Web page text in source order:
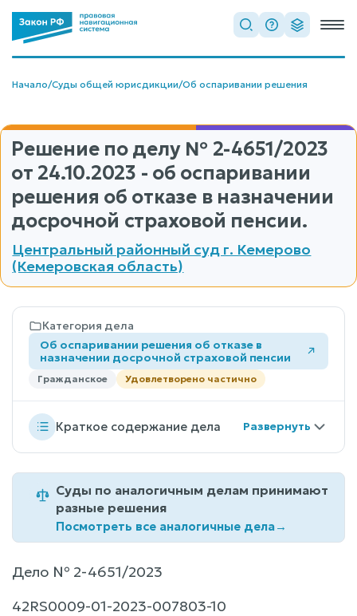
Начало/Суды общей юрисдикции/Об оспаривании решения
Решение по делу № 2-4651/2023
от 24.10.2023 - об оспаривании
решения об отказе в назначении
досрочной страховой пенсии.
Центральный районный суд г. Кемерово
(Кемеровская область)
Категория дела
Об оспаривании решения об отказе в
назначении досрочной страховой пенсии
Гражданское Удовлетворено частично
Краткое содержание дела
Суды по аналогичным делам принимают
разные решения
Посмотреть все аналогичные дела→
Дело № 2-4651/2023
42RS0009-01-2023-007803-10